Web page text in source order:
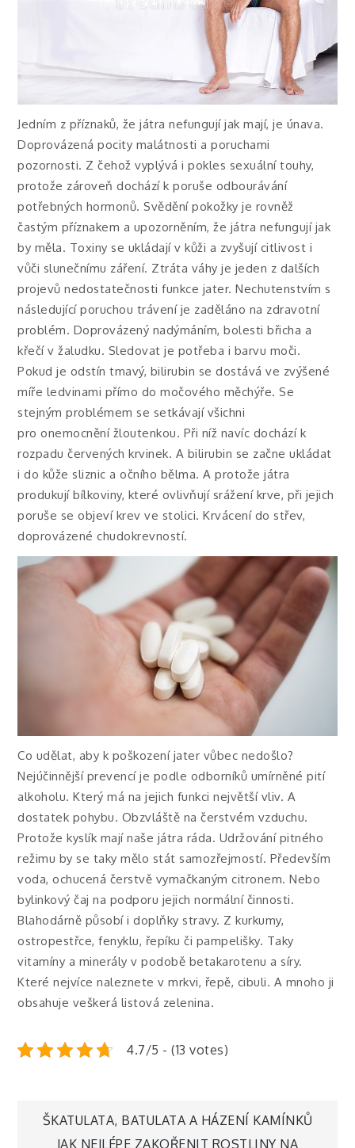
Jedním z příznaků, že játra nefungují jak mají, je únava.
Doprovázená pocity malátnosti a poruchami
pozornosti. Z čehož vyplývá i pokles sexuální touhy,
protože zároveň dochází k poruše odbourávání
potřebných hormonů. Svědění pokožky je rovněž
častým příznakem a upozorněním, že játra nefungují jak
by měla. Toxiny se ukládají v kůži a zvyšují citlivost i
vůči slunečnímu záření. Ztráta váhy je jeden z dalších
projevů nedostatečnosti funkce jater. Nechutenstvím s
následující poruchou trávení je zaděláno na zdravotní
problém. Doprovázený nadýmáním, bolesti břicha a
křečí v žaludku. Sledovat je potřeba i barvu moči.
Pokud je odstín tmavý, bilirubin se dostává ve zvýšené
míře ledvinami přímo do močového měchýře. Se
stejným problémem se setkávají všichni
pro onemocnění žloutenkou. Při níž navíc dochází k
rozpadu červených krvinek. A bilirubin se začne ukládat
i do kůže sliznic a očního bělma. A protože játra
produkují bílkoviny, které ovlivňují srážení krve, při jejich
poruše se objeví krev ve stolici. Krvácení do střev,
doprovázené chudokrevností.
Co udělat, aby k poškození jater vůbec nedošlo?
Nejúčinnější prevencí je podle odborníků umírněné pití
alkoholu. Který má na jejich funkci největší vliv. A
dostatek pohybu. Obzvláště na čerstvém vzduchu.
Protože kyslík mají naše játra ráda. Udržování pitného
režimu by se taky mělo stát samozřejmostí. Především
voda, ochucená čerstvě vymačkaným citronem. Nebo
bylinkový čaj na podporu jejich normální činnosti.
Blahodárně působí i doplňky stravy. Z kurkumy,
ostropestřce, fenyklu, řepíku či pampelišky. Taky
vitamíny a minerály v podobě betakarotenu a síry.
Které nejvíce naleznete v mrkvi, řepě, cibuli. A mnoho ji
obsahuje veškerá listová zelenina.
4.7/5 - (13 votes)
Navigace
ŠKATULATA, BATULATA A HÁZENÍ KAMÍNKŮ
JAK NEJLÉPE ZAKOŘENIT ROSTLINY NA